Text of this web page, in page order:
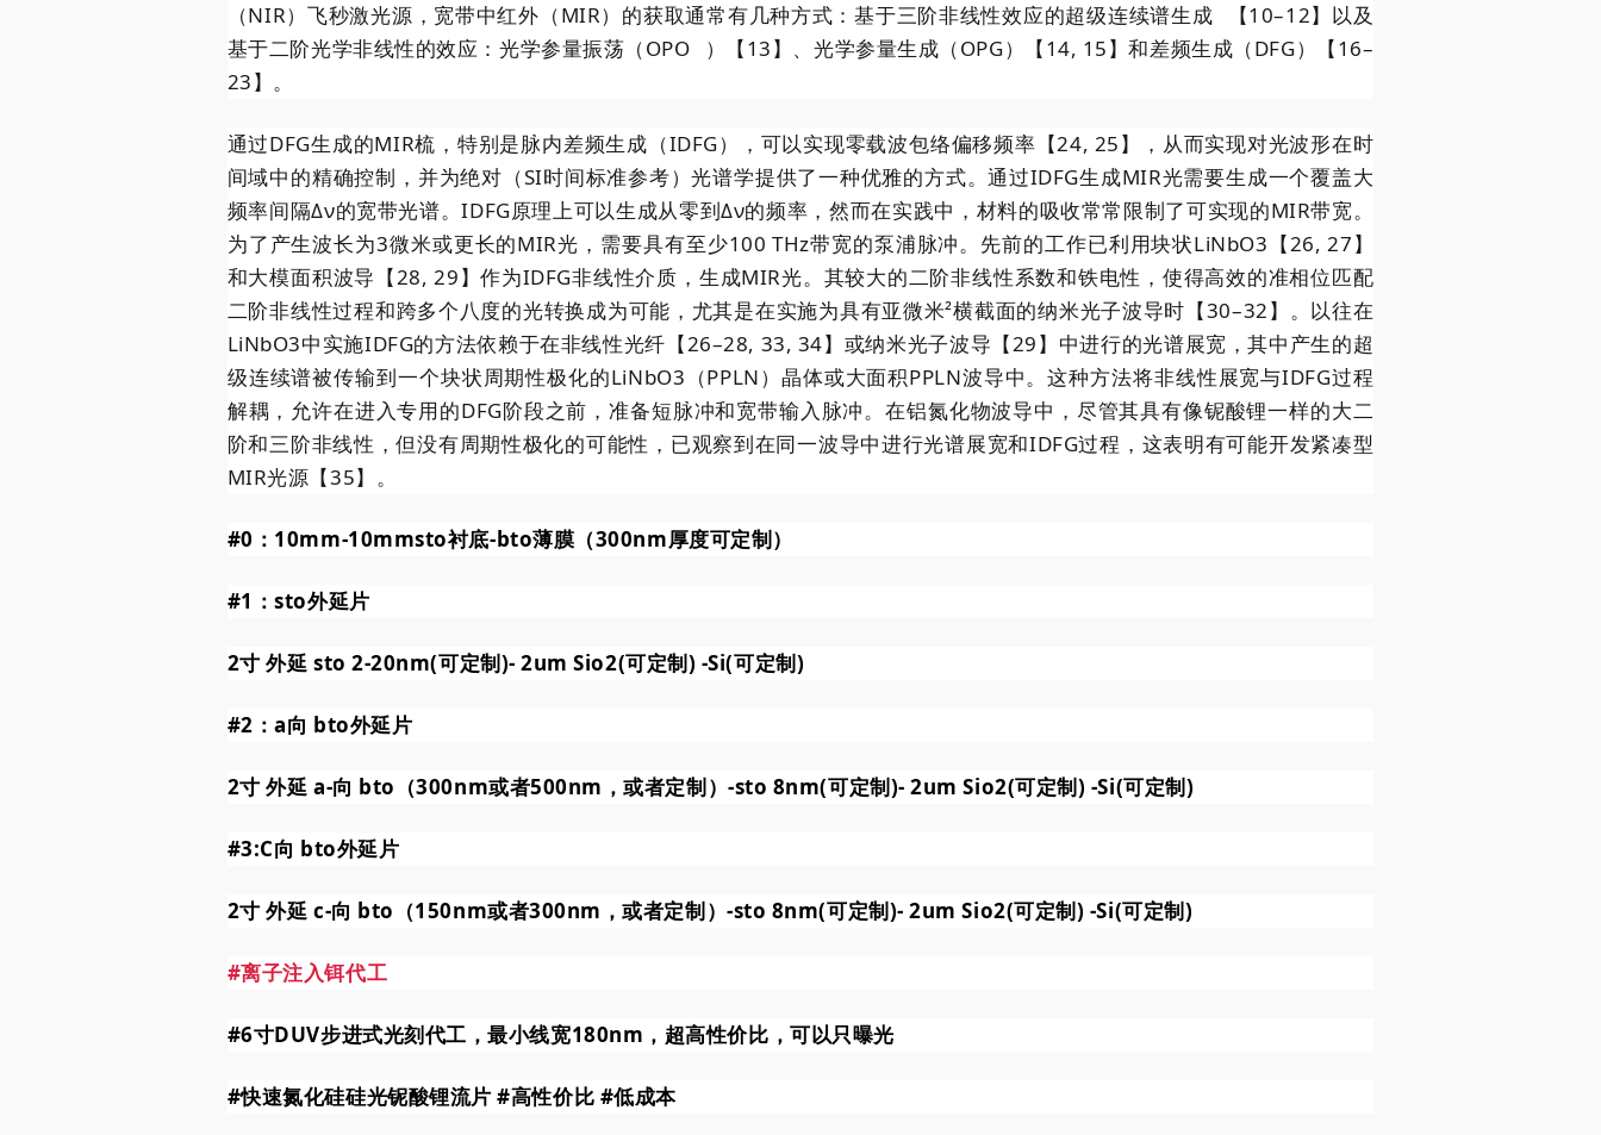
（NIR）飞秒激光源，宽带中红外（MIR）的获取通常有几种方式：基于三阶非线性效应的超级连续谱生成
【10–12】以及
基于二阶光学非线性的效应：光学参量振荡（OPO
）【13】、光学参量生成（OPG）【14, 15】和差频生成（DFG）【16–
23】。
通过DFG生成的MIR梳，特别是脉内差频生成（IDFG），可以实现零载波包络偏移频率【24, 25】，从而实现对光波形在时
间域中的精确控制，并为绝对（SI时间标准参考）光谱学提供了一种优雅的方式。通过IDFG生成MIR光需要生成一个覆盖大
频率间隔Δν的宽带光谱。IDFG原理上可以生成从零到Δν的频率，然而在实践中，材料的吸收常常限制了可实现的MIR带宽。
为了产生波长为3微米或更长的MIR光，需要具有至少100 THz带宽的泵浦脉冲。先前的工作已利用块状LiNbO3【26, 27】
和大模面积波导【28, 29】作为IDFG非线性介质，生成MIR光。其较大的二阶非线性系数和铁电性，使得高效的准相位匹配
二阶非线性过程和跨多个八度的光转换成为可能，尤其是在实施为具有亚微米²横截面的纳米光子波导时【30–32】。以往在
LiNbO3中实施IDFG的方法依赖于在非线性光纤【26–28, 33, 34】或纳米光子波导【29】中进行的光谱展宽，其中产生的超
级连续谱被传输到一个块状周期性极化的LiNbO3（PPLN）晶体或大面积PPLN波导中。这种方法将非线性展宽与IDFG过程
解耦，允许在进入专用的DFG阶段之前，准备短脉冲和宽带输入脉冲。在铝氮化物波导中，尽管其具有像铌酸锂一样的大二
阶和三阶非线性，但没有周期性极化的可能性，已观察到在同一波导中进行光谱展宽和IDFG过程，这表明有可能开发紧凑型
MIR光源【35】。
#0 ：10mm-10mmsto衬底-bto薄膜（300nm厚度可定制）
#1 ：sto外延片
2寸 外延 sto 2-20nm(可定制)- 2um Sio2(可定制) -Si(可定制)
#2 ：a向 bto外延片
2寸 外延 a-向 bto（300nm或者500nm，或者定制）-sto 8nm(可定制)- 2um Sio2(可定制) -Si(可定制)
#3:C向 bto外延片
2寸 外延 c-向 bto（150nm或者300nm，或者定制）-sto 8nm(可定制)- 2um Sio2(可定制) -Si(可定制)
#离子注入铒代工
#6寸DUV步进式光刻代工 ，最小线宽180nm，超高性价比，可以只曝光
#快速氮化硅硅光铌酸锂流片 #高性价比 #低成本